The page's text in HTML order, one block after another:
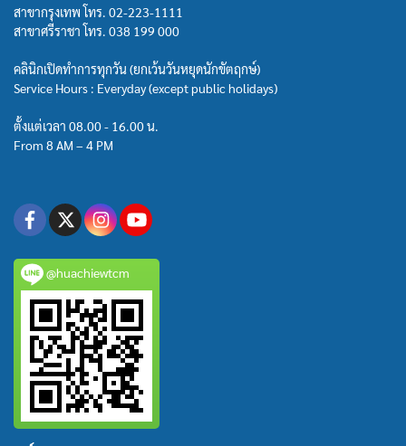
สาขากรุงเทพ โทร. 02-223-1111
สาขาศรีราชา โทร. 038 199 000
คลินิกเปิดทำการทุกวัน (ยกเว้นวันหยุดนักขัตฤกษ์)
Service Hours : Everyday (except public holidays)
ตั้งแต่เวลา 08.00 - 16.00 น.
From 8 AM – 4 PM
@huachiewtcm